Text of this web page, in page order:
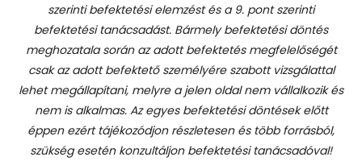
szerinti befektetési elemzést és a 9. pont szerinti
befektetési tanácsadást. Bármely befektetési döntés
meghozatala során az adott befektetés megfelelőségét
csak az adott befektető személyére szabott vizsgálattal
lehet megállapítani, melyre a jelen oldal nem vállalkozik és
nem is alkalmas. Az egyes befektetési döntések előtt
éppen ezért tájékozódjon részletesen és több forrásból,
szükség esetén konzultáljon befektetési tanácsadóval!